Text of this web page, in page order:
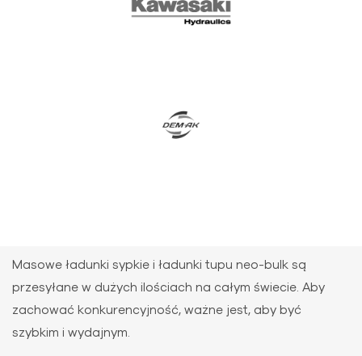
Masowe ładunki sypkie i ładunki tupu neo-bulk są
przesyłane w dużych ilościach na całym świecie. Aby
zachować konkurencyjność, ważne jest, aby być
szybkim i wydajnym.